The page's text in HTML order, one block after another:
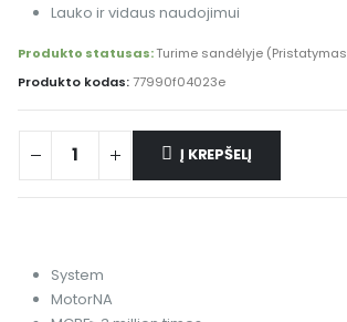
Lauko ir vidaus naudojimui
Produkto statusas:Turime sandėlyje
Produkto kodas:77990f04023e
Į KREPŠELĮ
System
MotorNA